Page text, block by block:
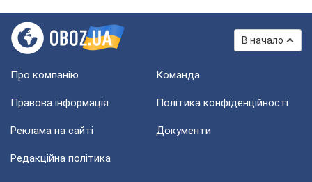
В начало
Про компанію Команда
Правова інформація Політика конфіденційності
Реклама на сайті Документи
Редакційна політика